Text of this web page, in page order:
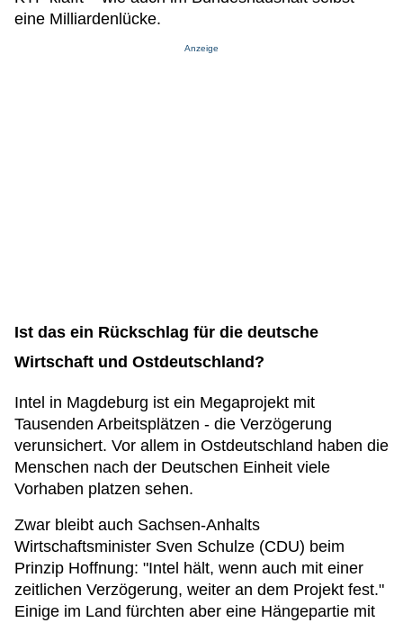
eine Milliardenlücke.
Anzeige
Ist das ein Rückschlag für die deutsche
Wirtschaft und Ostdeutschland?
Intel in Magdeburg ist ein Megaprojekt mit
Tausenden Arbeitsplätzen - die Verzögerung
verunsichert. Vor allem in Ostdeutschland haben die
Menschen nach der Deutschen Einheit viele
Vorhaben platzen sehen.
Zwar bleibt auch Sachsen-Anhalts
Wirtschaftsminister Sven Schulze (CDU) beim
Prinzip Hoffnung: "Intel hält, wenn auch mit einer
zeitlichen Verzögerung, weiter an dem Projekt fest."
Einige im Land fürchten aber eine Hängepartie mit